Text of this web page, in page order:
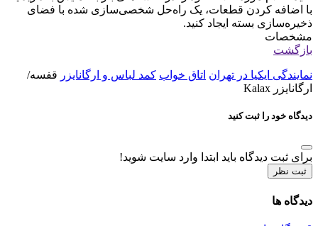
با اضافه کردن قطعات، یک راه‌حل شخصی‌سازی شده با فضای
ذخیره‌سازی بسته ایجاد کنید. ​
مشخصات
بازگشت
نمایندگی ایکیا در تهران اتاق خواب کمد لباس و ارگانایزر قفسه/
ارگانایزر Kalax
دیدگاه خود را ثبت کنید
برای ثبت دیدگاه باید ابتدا وارد سایت شوید!
ثبت نظر
دیدگاه ها